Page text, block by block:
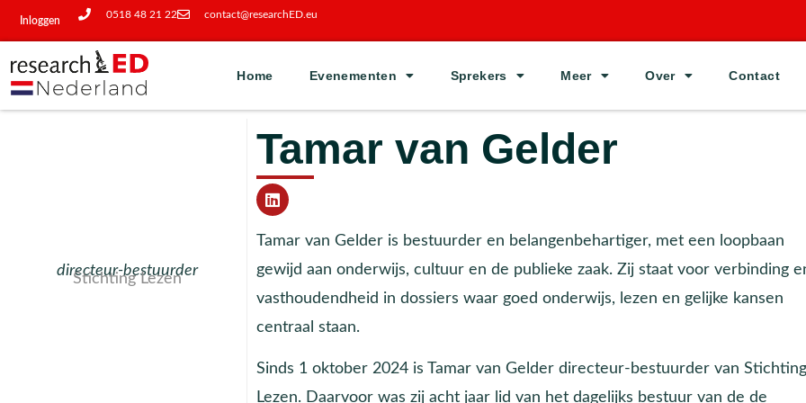
Inloggen
0518 48 21 22 contact@researchED.eu
Home Evenementen Sprekers Meer Over Contact
directeur-bestuurder
Stichting Lezen
Tamar van Gelder
Tamar van Gelder is bestuurder en belangenbehartiger, met een loopbaan
gewijd aan onderwijs, cultuur en de publieke zaak. Zij staat voor verbinding
vasthoudendheid in dossiers waar goed onderwijs, lezen en gelijke kansen
centraal staan.
Sinds 1 oktober 2024 is Tamar van Gelder directeur-bestuurder van Stichting
Lezen. Daarvoor was zij acht jaar lid van het dagelijks bestuur van de de